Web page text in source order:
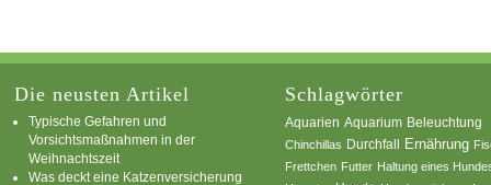
Die neusten Artikel
Typische Gefahren und
Vorsichtsmaßnahmen in der
Weihnachtszeit
Was deckt eine Katzenversicherung
Schlagwörter
Aquarien Aquarium Beleuchtung
Chinchillas Durchfall Ernährung
Frettchen Futter Haltung eines